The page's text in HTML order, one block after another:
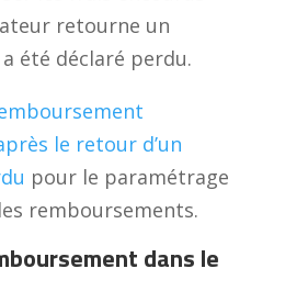
retourne un
été déclaré perdu.
le retour d’un
pour le paramétrage
remboursements.
dans le